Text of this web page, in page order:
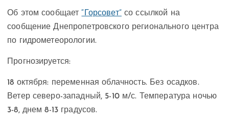
Об этом сообщает“Горсовет” со ссылкой на
сообщение Днепропетровского регионального центра
по гидрометеорологии.
Прогнозируется:
18 октября: переменная облачность. Без осадков.
Ветер северо-западный, 5-10 м/с. Температура ночью
3-8, днем ​​8-13 градусов.